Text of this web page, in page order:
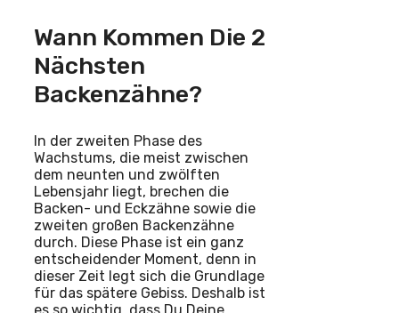
Wann Kommen Die 2
Nächsten
Backenzähne?
In der zweiten Phase des
Wachstums, die meist zwischen
dem neunten und zwölften
Lebensjahr liegt, brechen die
Backen- und Eckzähne sowie die
zweiten großen Backenzähne
durch. Diese Phase ist ein ganz
entscheidender Moment, denn in
dieser Zeit legt sich die Grundlage
für das spätere Gebiss. Deshalb ist